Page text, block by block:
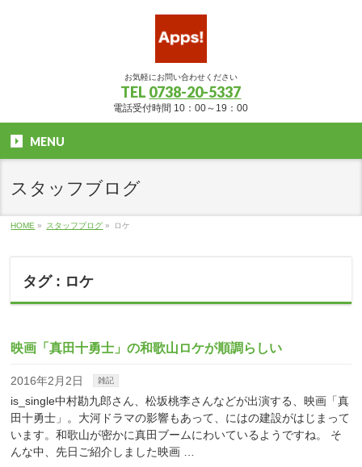
お気軽にお問い合わせください
TEL 0738-20-5337
電話受付時間 10：00～19：00
MENU
スタッフブログ
HOME » スタッフブログ » ロケ
タグ : ロケ
映画「真田十勇士」の和歌山ロケが順調らしい
2016年2月2日 雑記
is_single中村勘九郎さん、松坂桃李さんなどが出演する、映画「真
田十勇士」。大河ドラマの影響もあって、にはの建設がはじまって
います。和歌山が密かに真田ブームにわいているようですね。 そ
んな中、先日ご紹介しました映画 …